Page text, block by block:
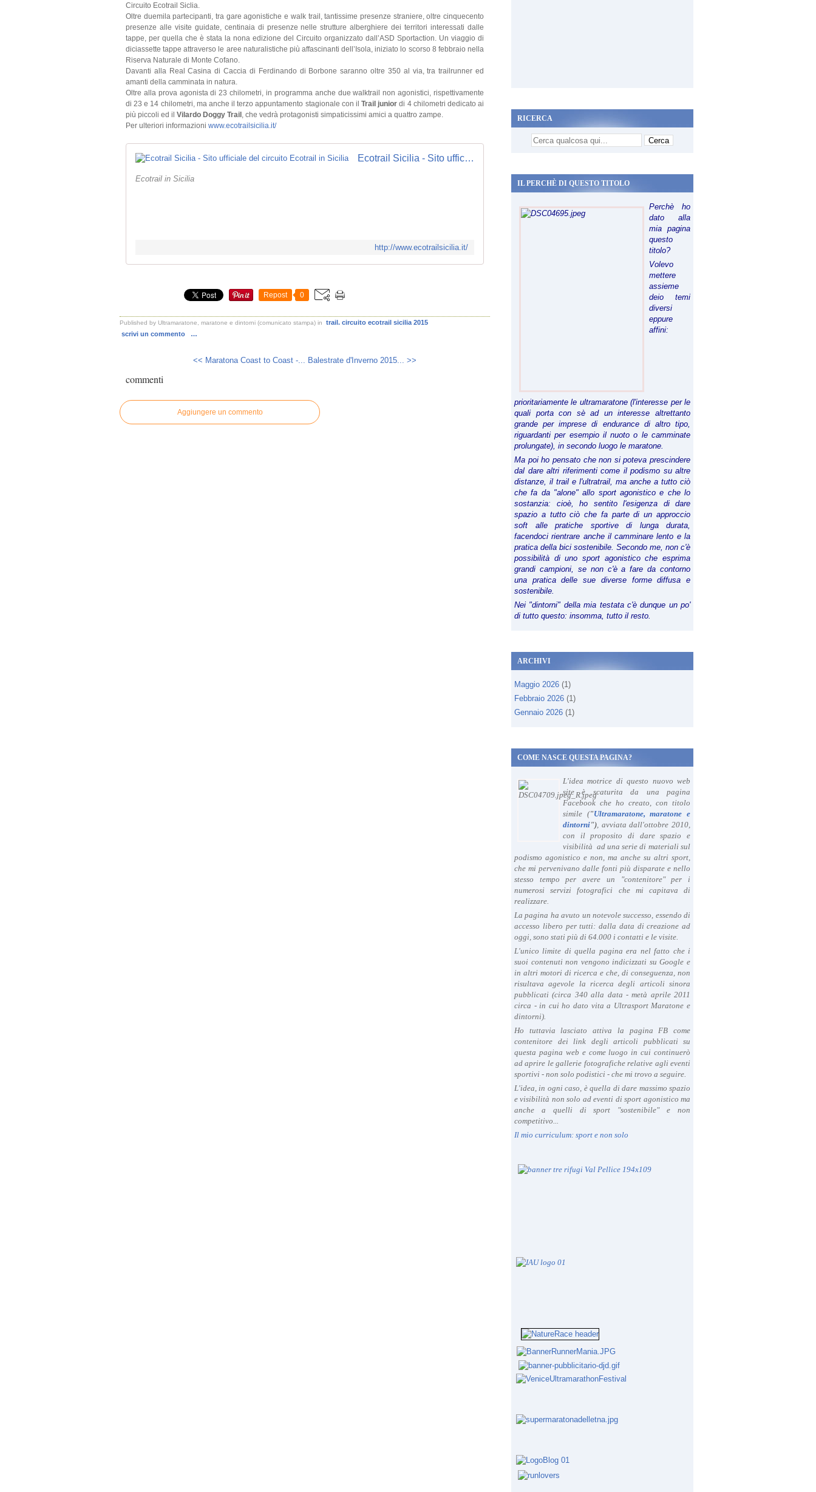
Circuito Ecotrail Siclia.
Oltre duemila partecipanti, tra gare agonistiche e walk trail, tantissime presenze straniere, oltre cinquecento
presenze alle visite guidate, centinaia di presenze nelle strutture alberghiere dei territori interessati dalle
tappe, per quella che è stata la nona edizione del Circuito organizzato dall’ASD Sportaction. Un viaggio di
diciassette tappe attraverso le aree naturalistiche più affascinanti dell’Isola, iniziato lo scorso 8 febbraio nella
Riserva Naturale di Monte Cofano.
Davanti alla Real Casina di Caccia di Ferdinando di Borbone saranno oltre 350 al via, tra trailrunner ed
amanti della camminata in natura.
Oltre alla prova agonista di 23 chilometri, in programma anche due walktrail non agonistici, rispettivamente
di 23 e 14 chilometri, ma anche il terzo appuntamento stagionale con ilTrail junior di 4 chilometri dedicato ai
più piccoli ed il Vilardo Doggy Trail , che vedrà protagonisti simpaticissimi amici a quattro zampe.
Per ulteriori informazioni www.ecotrailsicilia.it/
Ecotrail Sicilia - Sito ufficiale del circuito Ecotrail in Sicilia
Ecotrail in Sicilia
http://www.ecotrailsicilia.it/
Repost 0
Published by Ultramaratone, maratone e dintorni (comunicato stampa) in
trail. circuito ecotrail sicilia 2015
scrivi un commento
…
<< Maratona Coast to Coast -... Balestrate d'Inverno 2015... >>
commenti
Aggiungere un commento
RICERCA
IL PERCHÈ DI QUESTO TITOLO
Perchè ho
dato alla
mia pagina
questo
titolo?
Volevo
mettere
assieme
deio temi
diversi
eppure
affini:
prioritariamente le ultramaratone (l'interesse per le
quali porta con sè ad un interesse altrettanto
grande per imprese di endurance di altro tipo,
riguardanti per esempio il nuoto o le camminate
prolungate), in secondo luogo le maratone.
Ma poi ho pensato che non si poteva prescindere
dal dare altri riferimenti come il podismo su altre
distanze, il trail e l'ultratrail, ma anche a tutto ciò
che fa da "alone" allo sport agonistico e che lo
sostanzia: cioè, ho sentito l'esigenza di dare
spazio a tutto ciò che fa parte di un approccio
soft alle pratiche sportive di lunga durata,
facendoci rientrare anche il camminare lento e la
pratica della bici sostenibile. Secondo me, non c'è
possibilità di uno sport agonistico che esprima
grandi campioni, se non c'è a fare da contorno
una pratica delle sue diverse forme diffusa e
sostenibile.
Nei "dintorni" della mia testata c'è dunque un po'
di tutto questo: insomma, tutto il resto.
ARCHIVI
Maggio 2026 (1)
Febbraio 2026 (1)
Gennaio 2026 (1)
COME NASCE QUESTA PAGINA?
L'idea motrice di questo nuovo web
site è scaturita da una pagina
Facebook che ho creato, con titolo
simile ("Ultramaratone, maratone e
dintorni"), avviata dall'ottobre 2010,
con il proposito di dare spazio e
visibilità ad una serie di materiali sul
podismo agonistico e non, ma anche su altri sport,
che mi pervenivano dalle fonti più disparate e nello
stesso tempo per avere un "contenitore" per i
numerosi servizi fotografici che mi capitava di
realizzare.
La pagina ha avuto un notevole successo, essendo di
accesso libero per tutti: dalla data di creazione ad
oggi, sono stati più di 64.000 i contatti e le visite.
L'unico limite di quella pagina era nel fatto che i
suoi contenuti non vengono indicizzati su Google e
in altri motori di ricerca e che, di conseguenza, non
risultava agevole la ricerca degli articoli sinora
pubblicati (circa 340 alla data - metà aprile 2011
circa - in cui ho dato vita a Ultrasport Maratone e
dintorni).
Ho tuttavia lasciato attiva la pagina FB come
contenitore dei link degli articoli pubblicati su
questa pagina web e come luogo in cui continuerò
ad aprire le gallerie fotografiche relative agli eventi
sportivi - non solo podistici - che mi trovo a seguire.
L'idea, in ogni caso, è quella di dare massimo spazio
e visibilità non solo ad eventi di sport agonistico ma
anche a quelli di sport "sostenibile" e non
competitivo...
Il mio curriculum: sport e non solo